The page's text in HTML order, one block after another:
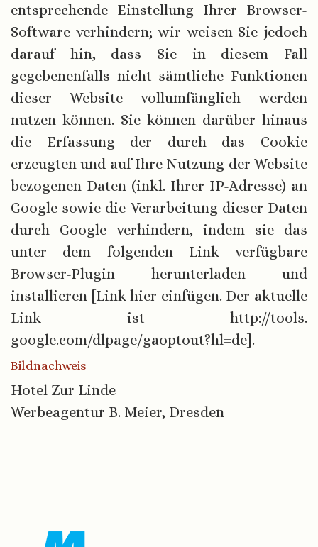
entsprechende Einstellung Ihrer Browser-
Software verhindern; wir weisen Sie jedoch
darauf hin, dass Sie in diesem Fall
gegebenenfalls nicht sämtliche Funktionen
dieser Website vollumfänglich werden
nutzen können. Sie können darüber hinaus
die Erfassung der durch das Cookie
erzeugten und auf Ihre Nutzung der Website
bezogenen Daten (inkl. Ihrer IP-Adresse) an
Google sowie die Verarbeitung dieser Daten
durch Google verhindern, indem sie das
unter dem folgenden Link verfügbare
Browser-Plugin herunterladen und
installieren [Link hier einfügen. Der aktuelle
Link ist http://tools.
google.com/dlpage/gaoptout?hl=de].
Bildnachweis
Hotel Zur Linde
Werbeagentur B. Meier, Dresden